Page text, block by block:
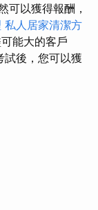
可以獲得報酬，
私人居家清潔方
能大的客戶
試後，您可以獲